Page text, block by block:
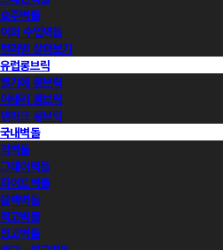
호주벽돌
이외 수입벽돌
컬러별 살펴보기
유럽롱브릭
벨기에 롱브릭
이태리 롱브릭
덴마크 롱브릭
국내벽돌
적벽돌
그레이벽돌
화이트벽돌
블랙벽돌
적고벽돌
청고벽돌